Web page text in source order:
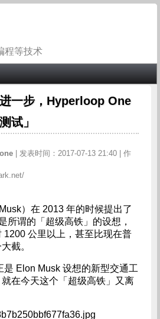
程等技术
进一步，Hyperloop One
试」
one
| 发表时间：2017-07-13 21:40 | 作
）在 2013 年的时候提出了
谓的「超级高铁」的设想，
1200 公里以上，甚至比现在普
截。
是 Elon Musk 设想的新型交通工
在今天这个「超级高铁」又离